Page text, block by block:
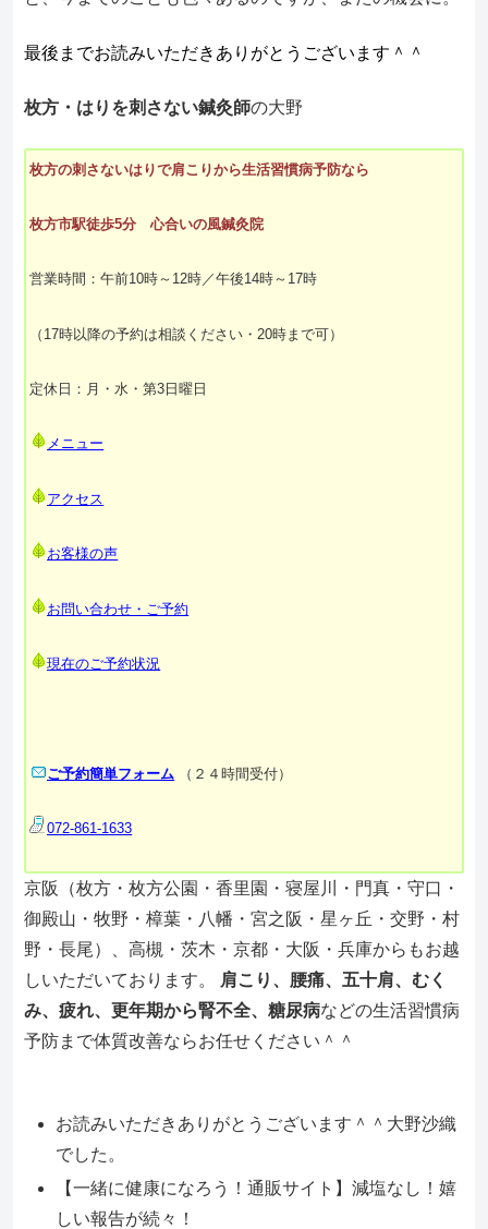
最後までお読みいただきありがとうございます＾＾
枚方・はりを刺さない鍼灸師の大野
枚方の刺さないはりで肩こりから生活習慣病予防なら
枚方市駅徒歩5分 心合いの風鍼灸院
営業時間：午前10時～12時／午後14時～17時
（17時以降の予約は相談ください・20時まで可）
定休日：月・水・第3日曜日
メニュー
アクセス
お客様の声
お問い合わせ・ご予約
現在のご予約状況
ご予約簡単フォーム （２４時間受付）
072-861-1633
京阪（枚方・枚方公園・香里園・寝屋川・門真・守口・
御殿山・牧野・樟葉・八幡・宮之阪・星ヶ丘・交野・村
野・長尾）、高槻・茨木・京都・大阪・兵庫からもお越
しいただいております。
肩こり、腰痛、五十肩、むく
み、疲れ、更年期から腎不全、糖尿病などの生活習慣病
予防まで体質改善ならお任せください＾＾
お読みいただきありがとうございます＾＾大野沙織
でした。
【一緒に健康になろう！通販サイト】減塩なし！嬉
しい報告が続々！